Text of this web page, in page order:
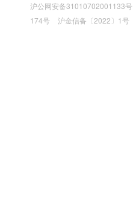
沪公网安备31010702001133号
174号
沪金信备〔2022〕1号